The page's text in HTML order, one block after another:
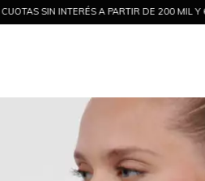
DE 200 MIL Y 6 CUOTAS SIN INTERÉS